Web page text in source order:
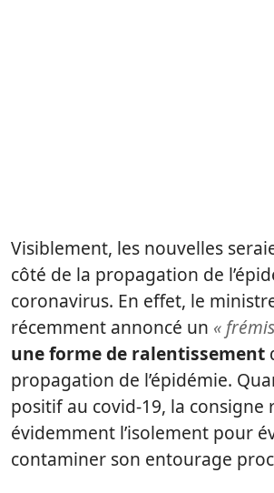
Visiblement, les nouvelles
côté de la propagation de
coronavirus. En effet, le
récemment annoncé un «
une forme de ralentissement
propagation de l’épidémie.
positif au covid-19, la consigne
évidemment l’isolement pour
contaminer son entourage